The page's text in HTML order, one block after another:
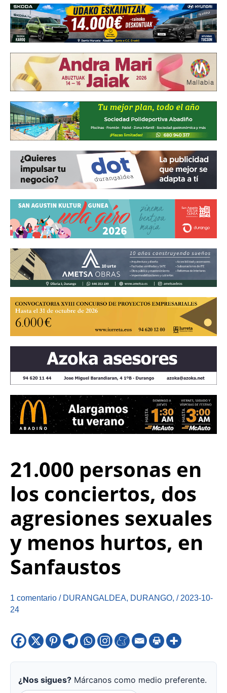
21.000 personas en
los conciertos, dos
agresiones sexuales
y menos hurtos, en
Sanfaustos
1 comentario / DURANGALDEA, DURANGO, / 2023-10-
24
¿Nos sigues? Márcanos como medio preferente.